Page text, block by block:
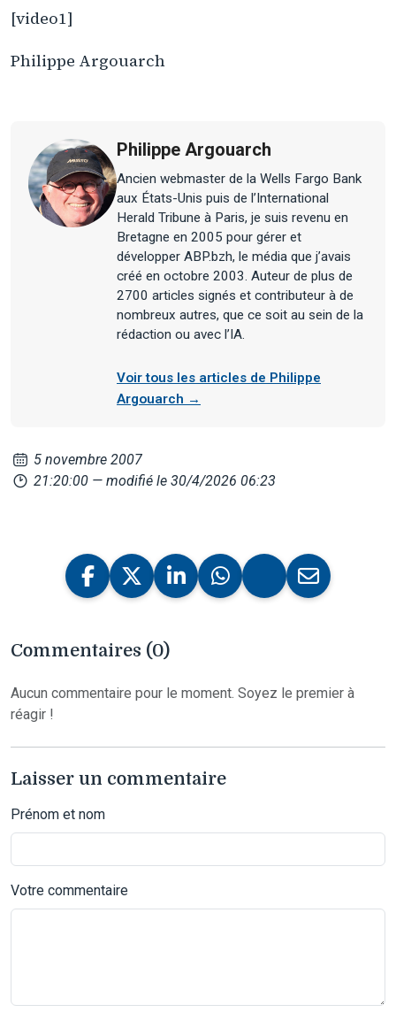
[video1]
Philippe Argouarch
Philippe Argouarch
Ancien webmaster de la Wells Fargo Bank
aux États-Unis puis de l’International
Herald Tribune à Paris, je suis revenu en
Bretagne en 2005 pour gérer et
développer ABP.bzh, le média que j’avais
créé en octobre 2003. Auteur de plus de
2700 articles signés et contributeur à de
nombreux autres, que ce soit au sein de la
rédaction ou avec l’IA.
Voir tous les articles de Philippe
Argouarch →
5 novembre 2007
21:20:00 — modifié le 30/4/2026 06:23
Commentaires (0)
Aucun commentaire pour le moment. Soyez le premier à
réagir !
Laisser un commentaire
Prénom et nom
Votre commentaire